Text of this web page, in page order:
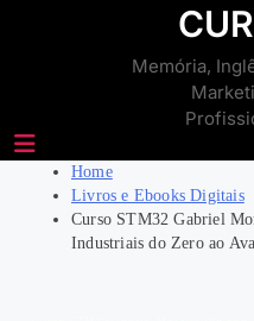
Memória,
Home
Livros e Ebooks Digitais
Curso STM32 Gabriel
Industriais do Zero ao